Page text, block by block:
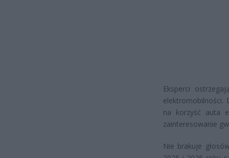
Eksperci
elektromobilności.
na korzyść auta
zainteresowanie
Nie brakuje